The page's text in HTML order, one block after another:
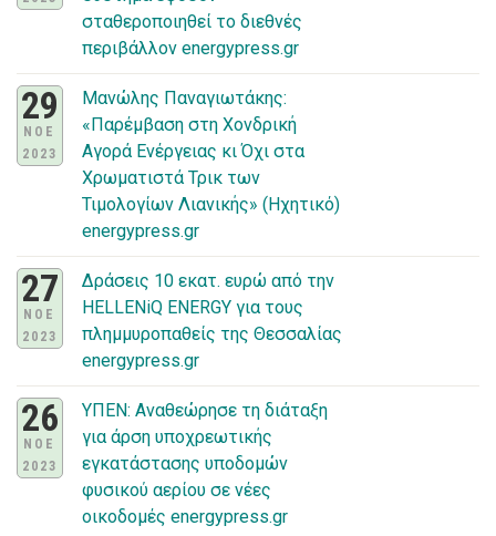
σταθεροποιηθεί το διεθνές
περιβάλλον energypress.gr
29
ΝΟΕ
2023
Μανώλης Παναγιωτάκης:
«Παρέμβαση στη Χονδρική
Αγορά Ενέργειας κι Όχι στα
Χρωματιστά Τρικ των
Τιμολογίων Λιανικής» (Ηχητικό)
energypress.gr
27
ΝΟΕ
2023
Δράσεις 10 εκατ. ευρώ από την
HELLENiQ ENERGY για τους
πλημμυροπαθείς της Θεσσαλίας
energypress.gr
26
ΝΟΕ
2023
ΥΠΕΝ: Αναθεώρησε τη διάταξη
για άρση υποχρεωτικής
εγκατάστασης υποδομών
φυσικού αερίου σε νέες
οικοδομές energypress.gr